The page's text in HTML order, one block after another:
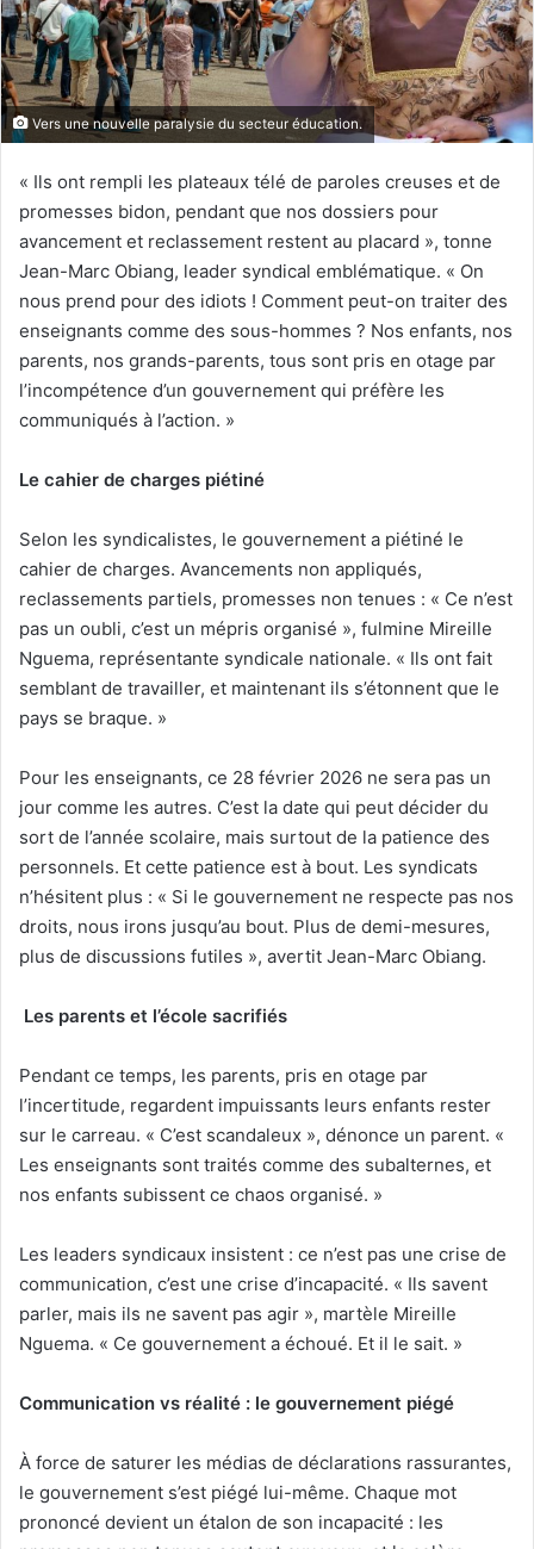
o
u
r
r
i
e
Vers une nouvelle paralysie du secteur éducation.
« Ils ont rempli les plateaux télé de paroles creuses et de
promesses bidon, pendant que nos dossiers pour
avancement et reclassement restent au placard », tonne
Jean-Marc Obiang, leader syndical emblématique. « On
nous prend pour des idiots ! Comment peut-on traiter des
enseignants comme des sous-hommes ? Nos enfants, nos
parents, nos grands-parents, tous sont pris en otage par
l’incompétence d’un gouvernement qui préfère les
communiqués à l’action. »
Le cahier de charges piétiné
Selon les syndicalistes, le gouvernement a piétiné le
cahier de charges. Avancements non appliqués,
reclassements partiels, promesses non tenues : « Ce n’est
pas un oubli, c’est un mépris organisé », fulmine Mireille
Nguema, représentante syndicale nationale. « Ils ont fait
semblant de travailler, et maintenant ils s’étonnent que le
pays se braque. »
Pour les enseignants, ce 28 février 2026 ne sera pas un
jour comme les autres. C’est la date qui peut décider du
sort de l’année scolaire, mais surtout de la patience des
personnels. Et cette patience est à bout. Les syndicats
n’hésitent plus : « Si le gouvernement ne respecte pas nos
droits, nous irons jusqu’au bout. Plus de demi-mesures,
plus de discussions futiles », avertit Jean-Marc Obiang.
Les parents et l’école sacrifiés
Pendant ce temps, les parents, pris en otage par
l’incertitude, regardent impuissants leurs enfants rester
sur le carreau. « C’est scandaleux », dénonce un parent. «
Les enseignants sont traités comme des subalternes, et
nos enfants subissent ce chaos organisé. »
Les leaders syndicaux insistent : ce n’est pas une crise de
communication, c’est une crise d’incapacité. « Ils savent
parler, mais ils ne savent pas agir », martèle Mireille
Nguema. « Ce gouvernement a échoué. Et il le sait. »
Communication vs réalité : le gouvernement piégé
À force de saturer les médias de déclarations rassurantes,
le gouvernement s’est piégé lui-même. Chaque mot
prononcé devient un étalon de son incapacité : les